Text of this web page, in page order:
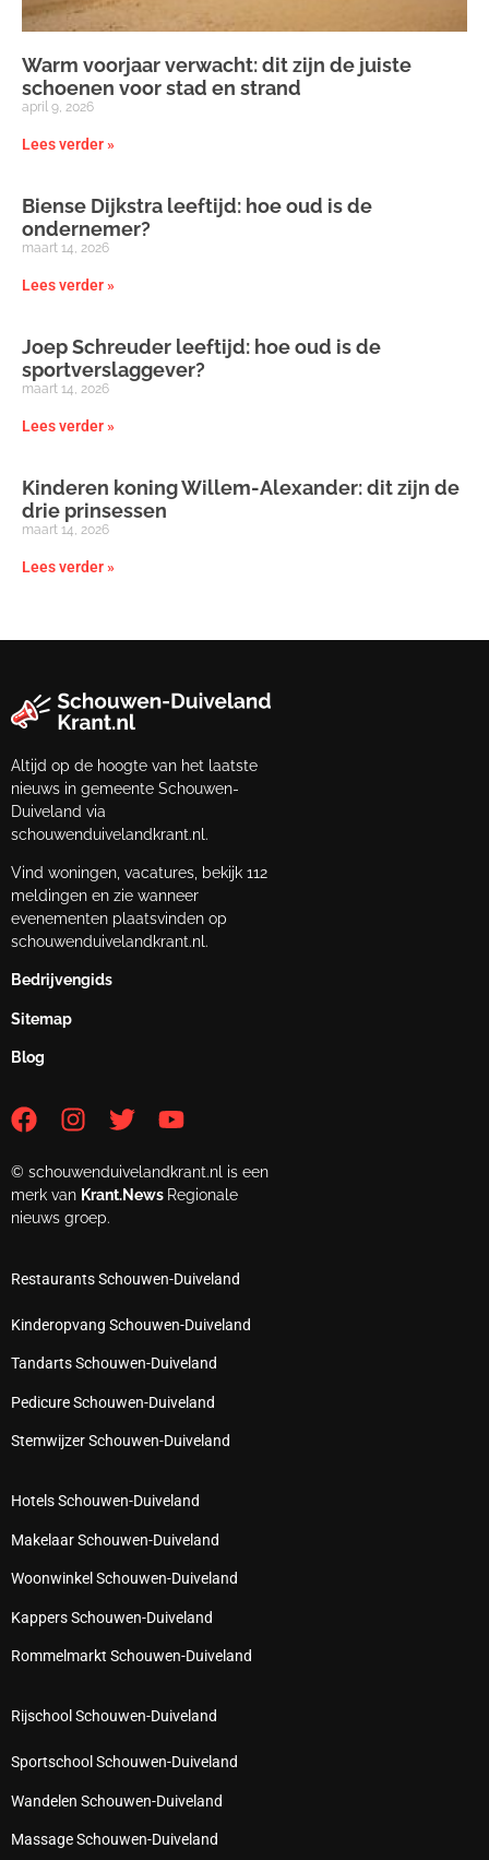
Warm voorjaar verwacht: dit zijn de juiste
schoenen voor stad en strand
april 9, 2026
Lees verder »
Biense Dijkstra leeftijd: hoe oud is de
ondernemer?
maart 14, 2026
Lees verder »
Joep Schreuder leeftijd: hoe oud is de
sportverslaggever?
maart 14, 2026
Lees verder »
Kinderen koning Willem-Alexander: dit zijn de
drie prinsessen
maart 14, 2026
Lees verder »
Altijd op de hoogte van het laatste
nieuws in gemeente Schouwen-
Duiveland via
schouwenduivelandkrant.nl.
Vind woningen, vacatures, bekijk 112
meldingen en zie wanneer
evenementen plaatsvinden op
schouwenduivelandkrant.nl.
Bedrijvengids
Sitemap
Blog
© schouwenduivelandkrant.nl is een
merk van Krant.News Regionale
nieuws groep.
Restaurants Schouwen-Duiveland
Kinderopvang Schouwen-Duiveland
Tandarts Schouwen-Duiveland
Pedicure Schouwen-Duiveland
Stemwijzer Schouwen-Duiveland
Hotels Schouwen-Duiveland
Makelaar Schouwen-Duiveland
Woonwinkel Schouwen-Duiveland
Kappers Schouwen-Duiveland
Rommelmarkt Schouwen-Duiveland
Rijschool Schouwen-Duiveland
Sportschool Schouwen-Duiveland
Wandelen Schouwen-Duiveland
Massage Schouwen-Duiveland